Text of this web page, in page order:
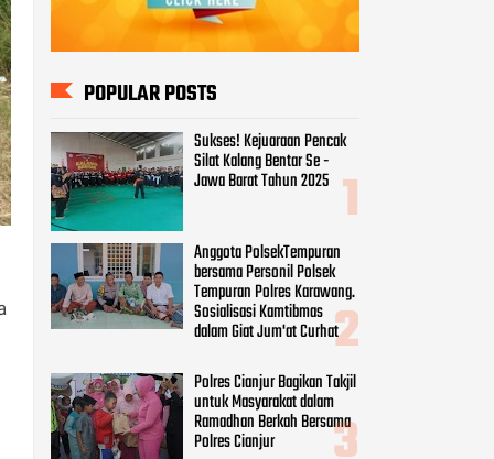
POPULAR POSTS
Sukses! Kejuaraan Pencak
Silat Kalang Bentar Se -
Jawa Barat Tahun 2025
Anggota PolsekTempuran
bersama Personil Polsek
Tempuran Polres Karawang.
Sosialisasi Kamtibmas
dalam Giat Jum'at Curhat
Polres Cianjur Bagikan Takjil
untuk Masyarakat dalam
Ramadhan Berkah Bersama
Polres Cianjur